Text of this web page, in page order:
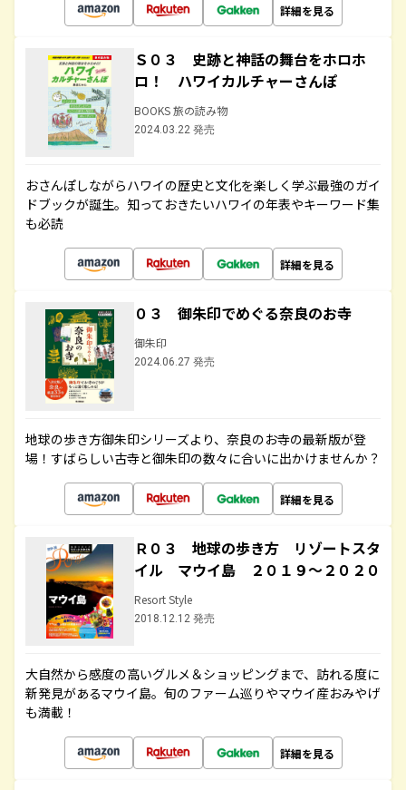
詳細を見る
Ｓ０３ 史跡と神話の舞台をホロホ
ロ！ ハワイカルチャーさんぽ
BOOKS 旅の読み物
2024.03.22 発売
おさんぽしながらハワイの歴史と文化を楽しく学ぶ最強のガイ
ドブックが誕生。知っておきたいハワイの年表やキーワード集
も必読
詳細を見る
０３ 御朱印でめぐる奈良のお寺
御朱印
2024.06.27 発売
地球の歩き方御朱印シリーズより、奈良のお寺の最新版が登
場！すばらしい古寺と御朱印の数々に合いに出かけませんか？
詳細を見る
Ｒ０３ 地球の歩き方 リゾートスタ
イル マウイ島 ２０１９～２０２０
Resort Style
2018.12.12 発売
大自然から感度の高いグルメ＆ショッピングまで、訪れる度に
新発見があるマウイ島。旬のファーム巡りやマウイ産おみやげ
も満載！
詳細を見る